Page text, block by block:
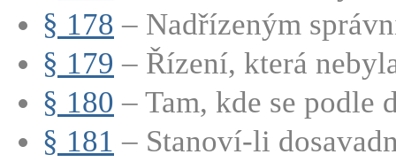
§ 178 – Nadřízeným
§ 179 – Řízení, která
§ 180 – Tam, kde se podle
§ 181 – Stanoví-li